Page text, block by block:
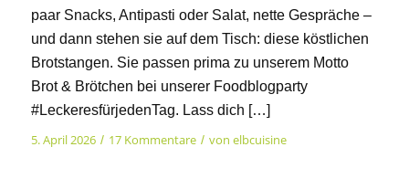
paar Snacks, Antipasti oder Salat, nette Gespräche –
und dann stehen sie auf dem Tisch: diese köstlichen
Brotstangen. Sie passen prima zu unserem Motto
Brot & Brötchen bei unserer Foodblogparty
#LeckeresfürjedenTag. Lass dich […]
5. April 2026 / 17 Kommentare / von elbcuisine